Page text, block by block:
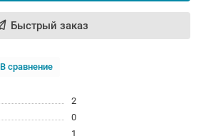
Быстрый заказ
В сравнение
2
0
1